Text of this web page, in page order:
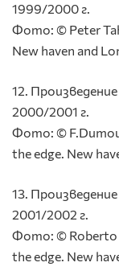
1999/2000 г.
Фото: © Peter
New haven and
12.
2000/2001 г.
Фото: ©
the edge. New
13.
2001/2002 г.
Фото: © Roberto
the edge. New